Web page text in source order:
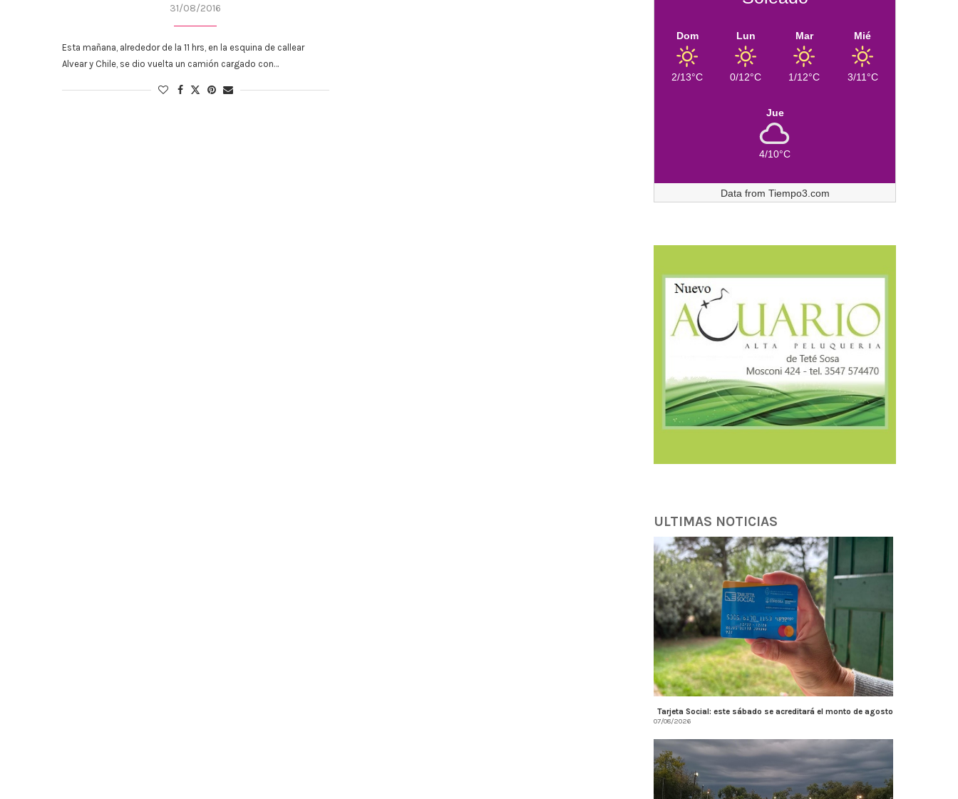
31/08/2016
Esta mañana, alrededor de la 11 hrs, en la esquina de callear
Alvear y Chile, se dio vuelta un camión cargado con…
Dom
2/13°C
Lun
0/12°C
Mar
1/12°C
Mié
3/11°C
Jue
4/10°C
Data from Tiempo3.com
ULTIMAS NOTICIAS
Tarjeta Social: este sábado se acreditará el monto de agosto
07/08/2026